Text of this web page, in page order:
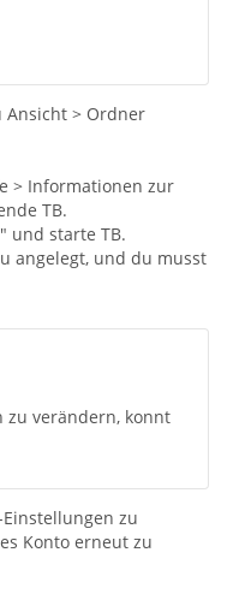
Ansicht > Ordner
> Informationen zur
TB.
und starte TB.
angelegt, und du musst
zu verändern, konnt
zu
Konto erneut zu